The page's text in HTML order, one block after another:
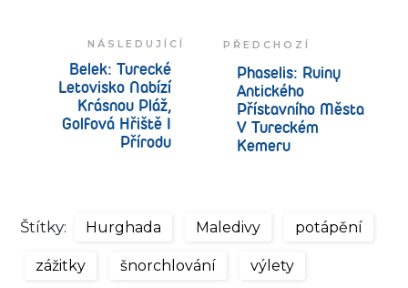
PŘEDCHOZÍ
Phaselis: Ruiny
Antického
Přístavního Města
V Tureckém
Kemeru
NÁSLEDUJÍCÍ
Belek: Turecké
Letovisko Nabízí
Krásnou Pláž,
Golfová Hřiště I
Přírodu
Štítky: Hurghada Maledivy potápění
zážitky šnorchlování výlety